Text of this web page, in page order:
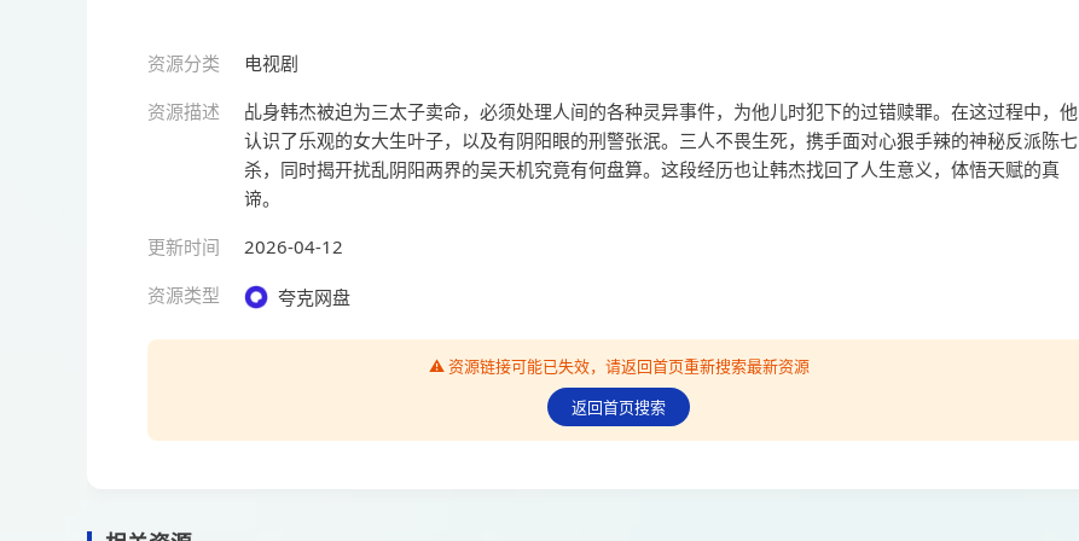
资源分类
电视剧
资源描述
乩身韩杰被迫为三太子卖命，必须处理人间的各种灵异事件，为他儿时犯下的过错赎罪。在这过程中，他
认识了乐观的女大生叶子，以及有阴阳眼的刑警张泯。三人不畏生死，携手面对心狠手辣的神秘反派陈七
杀，同时揭开扰乱阴阳两界的吴天机究竟有何盘算。这段经历也让韩杰找回了人生意义，体悟天赋的真
谛。
更新时间
2026-04-12
资源类型
夸克网盘
⚠️ 资源链接可能已失效，请返回首页重新搜索最新资源
返回首页搜索